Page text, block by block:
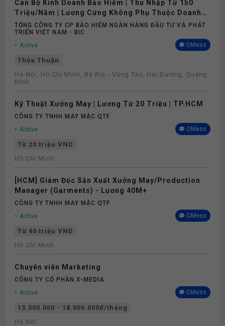
Cán Bộ Kinh Doanh Bảo Hiểm | Thu Nhập Từ 150
Triệu/Năm | Lương Cứng Không Phụ Thuộc Doanh
Số
TỔNG CÔNG TY CP BẢO HIỂM NGÂN HÀNG ĐẦU TƯ VÀ PHÁT
TRIỂN VIỆT NAM - BIC
Active OMess
Thỏa Thuận
Hà Nội, Hồ Chí Minh, Bà Rịa - Vũng Tàu, Hải Dương, Quảng
Ninh
Kỹ Thuật Xưởng May | Lương Từ 20 Triệu | TP.HCM
CÔNG TY TNHH MAY MẶC QTF
Active OMess
Từ 20 triệu VND
Hồ Chí Minh
[HCM] Giám Đốc Sản Xuất Xưởng May/Production
Manager (Garments) - Lương 40M+
CÔNG TY TNHH MAY MẶC QTF
Active OMess
Từ 40 triệu VND
Hồ Chí Minh
Chuyên viên Marketing
CÔNG TY CỔ PHẦN X-MEDIA
Active OMess
13.000.000 - 18.000.000đ/tháng
Hà Nội